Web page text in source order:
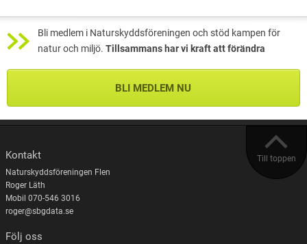
Bli medlem i Naturskyddsföreningen och stöd kampen för
natur och miljö. Tillsammans har vi kraft att förändra
BLI MEDLEM NU
Till toppen
Kontakt
Naturskyddsföreningen Flen
Roger Läth
Mobil 070-546 3016
roger@sbgdata.se
Följ oss